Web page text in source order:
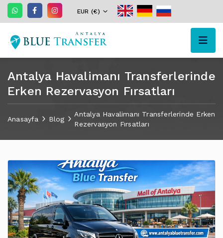
EUR (€)
Antalya Havalimanı Transferlerinde
Erken Rezervasyon Fırsatları
Anasayfa Blog
Antalya Havalimanı Transferlerinde Erken
Rezervasyon Fırsatları